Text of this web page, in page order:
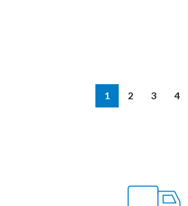
1 2 3 4